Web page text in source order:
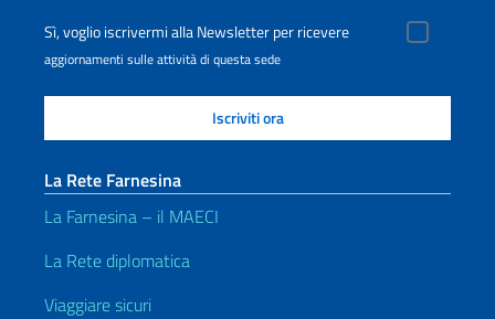
Sì, voglio iscrivermi alla Newsletter per ricevere
aggiornamenti sulle attività di questa sede
La Rete Farnesina
La Farnesina – il MAECI
La Rete diplomatica
Viaggiare sicuri